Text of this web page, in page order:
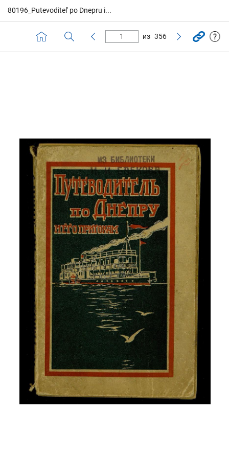
80196_Putevoditel' po Dnepru i...
из 356